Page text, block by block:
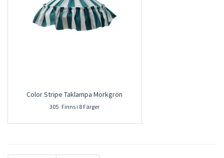
Color Stripe Taklampa Mörkgrön
305 Finns i 8 Färger